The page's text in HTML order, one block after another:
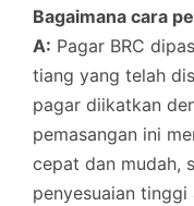
Bagaimana cara
A: Pagar BRC
tiang yang telah
pagar diikatkan
pemasangan ini
cepat dan mudah,
penyesuaian